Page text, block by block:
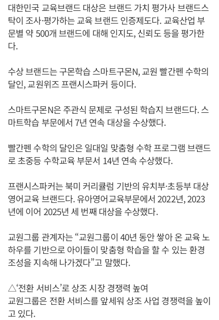
대한민국 교육브랜드 대상은 브랜드 가치 평가사 브랜드스
탁이 조사·평가하는 교육 브랜드 인증제도다. 교육산업 부
문별 약 500개 브랜드에 대해 인지도, 신뢰도 등을 평가한
다.
수상 브랜드는 구몬학습 스마트구몬N, 교원 빨간펜 수학의
달인, 교원위즈 프랜시스파커 등이다.
스마트구몬N은 주관식 문제로 구성된 학습지 브랜드다. 스
마트학습 부문에서 7년 연속 대상을 수상했다.
빨간펜 수학의 달인은 일대일 맞춤형 수학 프로그램 브랜드
로 초중등 수학교육 부문서 14년 연속 수상했다.
프랜시스파커는 북미 커리큘럼 기반의 유치부·초등부 대상
영어교육 브랜드다. 유아영어교육부문에서 2022년, 2023
년에 이어 2025년 세 번째 대상을 수상했다.
교원그룹 관계자는 “교원그룹이 40년 동안 쌓아 온 교육 노
하우를 기반으로 아이들이 맞춤형 학습을 할 수 있는 환경
조성을 지속해 나가겠다”고 말했다.
△‘전환 서비스’로 상조 시장 경쟁력 높여
교원그룹은 전환 서비스를 앞세워 상조 사업 경쟁력을 높이
고 있다.